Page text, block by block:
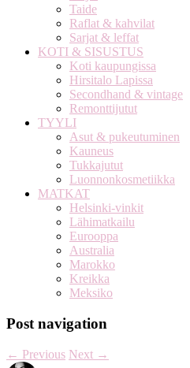
Taide
Raflat & kahvilat
Sarjat & leffat
KOTI & SISUSTUS
Koti kaupungissa
Hirsitalo Lapissa
Secondhand & vintage
Remonttijutut
TYYLI
Asut & pukeutuminen
Kauneus
Tukkajutut
Luonnonkosmetiikka
MATKAT
Helsinki-vinkit
Lähimatkailu
Eurooppa
Australia
Marokko
Kreikka
Meksiko
Post navigation
← Previous Next →